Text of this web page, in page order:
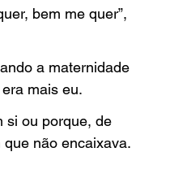
bem me quer”,
a maternidade
mais eu.
si ou porque, de
não encaixava.